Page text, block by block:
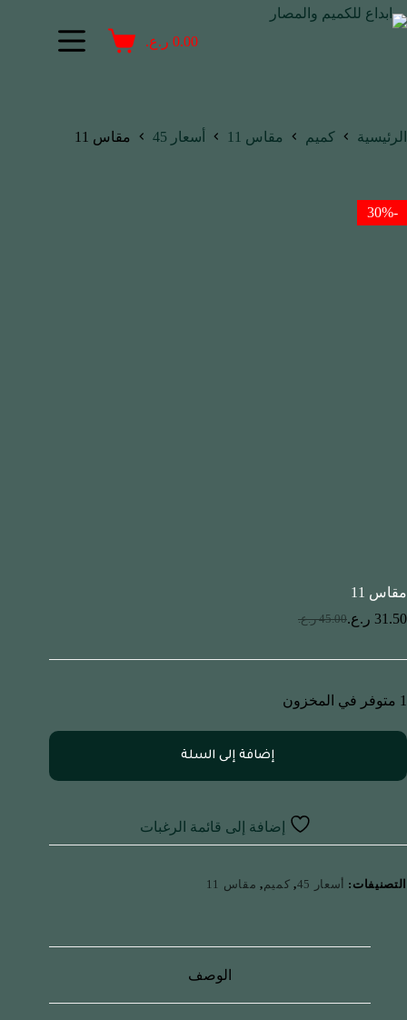
0.00 ر.ع.
الرئيسية كميم مقاس 11 أسعار 45 مقاس 11
-30%
مقاس 11
45.00 ر.ع. 31.50 ر.ع.
1 متوفر في المخزون
إضافة إلى السلة
إضافة إلى قائمة الرغبات
التصنيفات: أسعار 45 , كميم, مقاس 11
الوصف